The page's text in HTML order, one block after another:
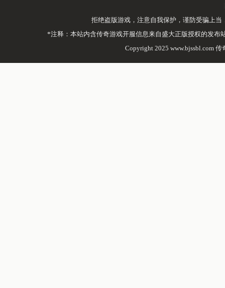
拒绝盗版游戏，注意自我保护，谨防受骗上
*注释：本站内含传奇游戏开服信息来自盛大正版授权的发
Copyright 2025 www.bjssbl.com